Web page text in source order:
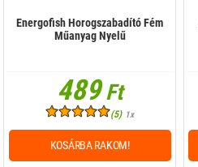
Energofish Horogszabadító Fém
Műanyag Nyelű
489Ft
(5) 1x
KOSÁRBA RAKOM!